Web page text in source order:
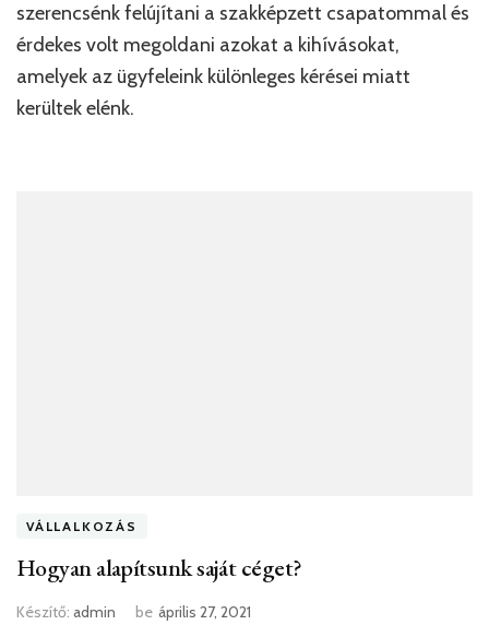
szerencsénk felújítani a szakképzett csapatommal és
érdekes volt megoldani azokat a kihívásokat,
amelyek az ügyfeleink különleges kérései miatt
kerültek elénk.
VÁLLALKOZÁS
Hogyan alapítsunk saját céget?
Készítő: admin be április 27, 2021